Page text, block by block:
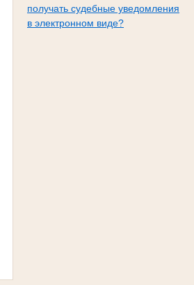
получать судебные уведомления
в электронном виде?